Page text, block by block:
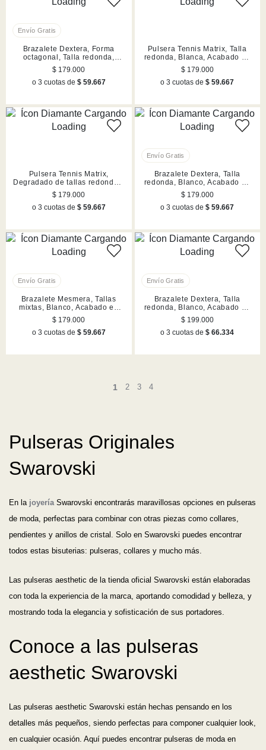
Brazalete Dextera, Forma
octagonal, Talla redonda,
Blanco, Acabado en rutenio
$ 179.000
o 3 cuotas de $ 59.667
Pulsera Tennis Matrix, Talla
redonda, Blanca, Acabado en
tono oro rosa
$ 179.000
o 3 cuotas de$ 59.667
Pulsera Tennis Matrix,
Degradado de tallas redondas,
Blanca, Acabado en rodio
$ 179.000
o 3 cuotas de $ 59.667
Brazalete Dextera, Talla
redonda, Blanco, Acabado en
tono oro rosa
$ 179.000
o 3 cuotas de$ 59.667
Brazalete Mesmera, Tallas
mixtas, Blanco, Acabado en
rodio
$ 179.000
o 3 cuotas de $ 59.667
Brazalete Dextera, Talla
redonda, Blanco, Acabado en
tono oro
$ 199.000
o 3 cuotas de$ 66.334
1 2 3 4
Pulseras Originales
Swarovski
En la joyeríaSwarovski encontrarás maravillosas opciones en pulseras
de moda, perfectas para combinar con otras piezas como collares,
pendientes y anillos de cristal. Solo en Swarovski puedes encontrar
todos estas bisuterias: pulseras, collares y mucho más.
Las pulseras aesthetic de la tienda oficial Swarovski están elaboradas
con toda la experiencia de la marca, aportando comodidad y belleza, y
mostrando toda la elegancia y sofisticación de sus portadores.
Conoce a las pulseras
aesthetic Swarovski
Las pulseras aesthetic Swarovski están hechas pensando en los
detalles más pequeños, siendo perfectas para componer cualquier look,
en cualquier ocasión. Aquí puedes encontrar pulseras de moda en